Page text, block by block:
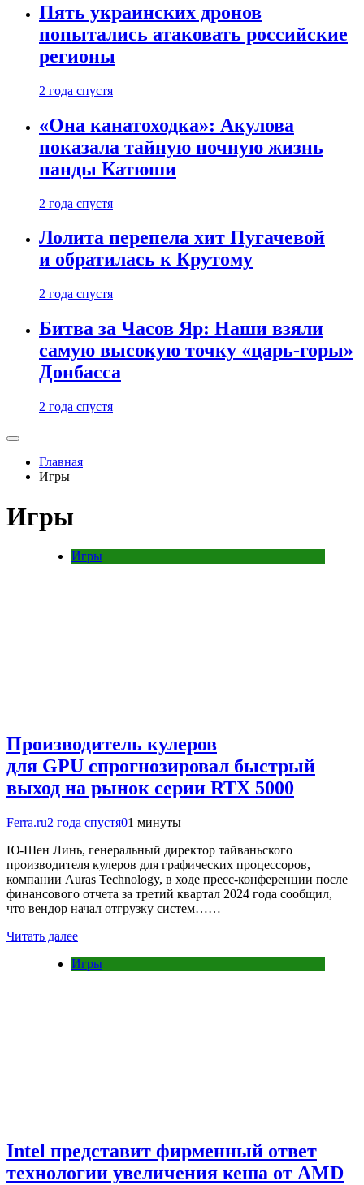
Пять украинских дронов
попытались атаковать российские
регионы
2 года спустя
«Она канатоходка»: Акулова
показала тайную ночную жизнь
панды Катюши
2 года спустя
Лолита перепела хит Пугачевой
и обратилась к Крутому
2 года спустя
Битва за Часов Яр: Наши взяли
самую высокую точку «царь-горы»
Донбасса
2 года спустя
Главная
Игры
Игры
Игры
Производитель кулеров
для GPU спрогнозировал быстрый
выход на рынок серии RTX 5000
Ferra.ru2 года спустя01 минуты
Ю-Шен Линь, генеральный директор тайваньского
производителя кулеров для графических процессоров,
компании Auras Technology, в ходе пресс-конференции после
финансового отчета за третий квартал 2024 года сообщил,
что вендор начал отгрузку систем……
Читать далее
Игры
Intel представит фирменный ответ
технологии увеличения кеша от AMD